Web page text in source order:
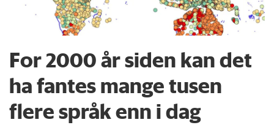
For 2000 år siden kan det
ha fantes mange tusen
flere språk enn i dag